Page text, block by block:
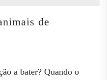
de
a bater? Quando o